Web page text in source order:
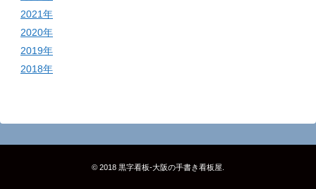
2021年
2020年
2019年
2018年
© 2018 黒字看板‐大阪の手書き看板屋